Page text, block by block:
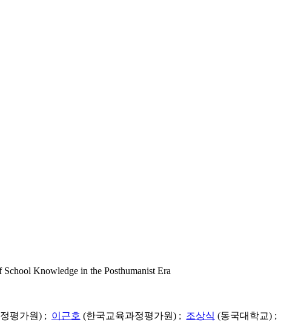
Knowledge in the Posthumanist Era
평가원) ; 이근호 (한국교육과정평가원) ; 조상식 (동국대학교) ;